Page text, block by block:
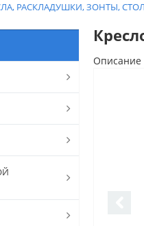
РАСКЛАДУШКИ, ЗОНТЫ,
Описание